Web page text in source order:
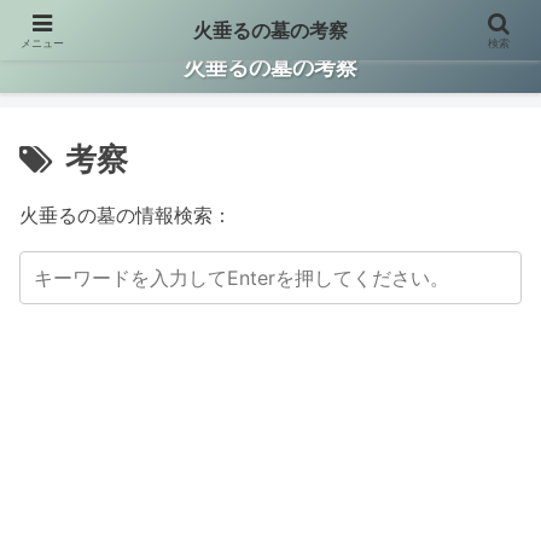
火垂るの墓の考察
考察
火垂るの墓の情報検索：
メニュー
火垂るの墓の考察
検索